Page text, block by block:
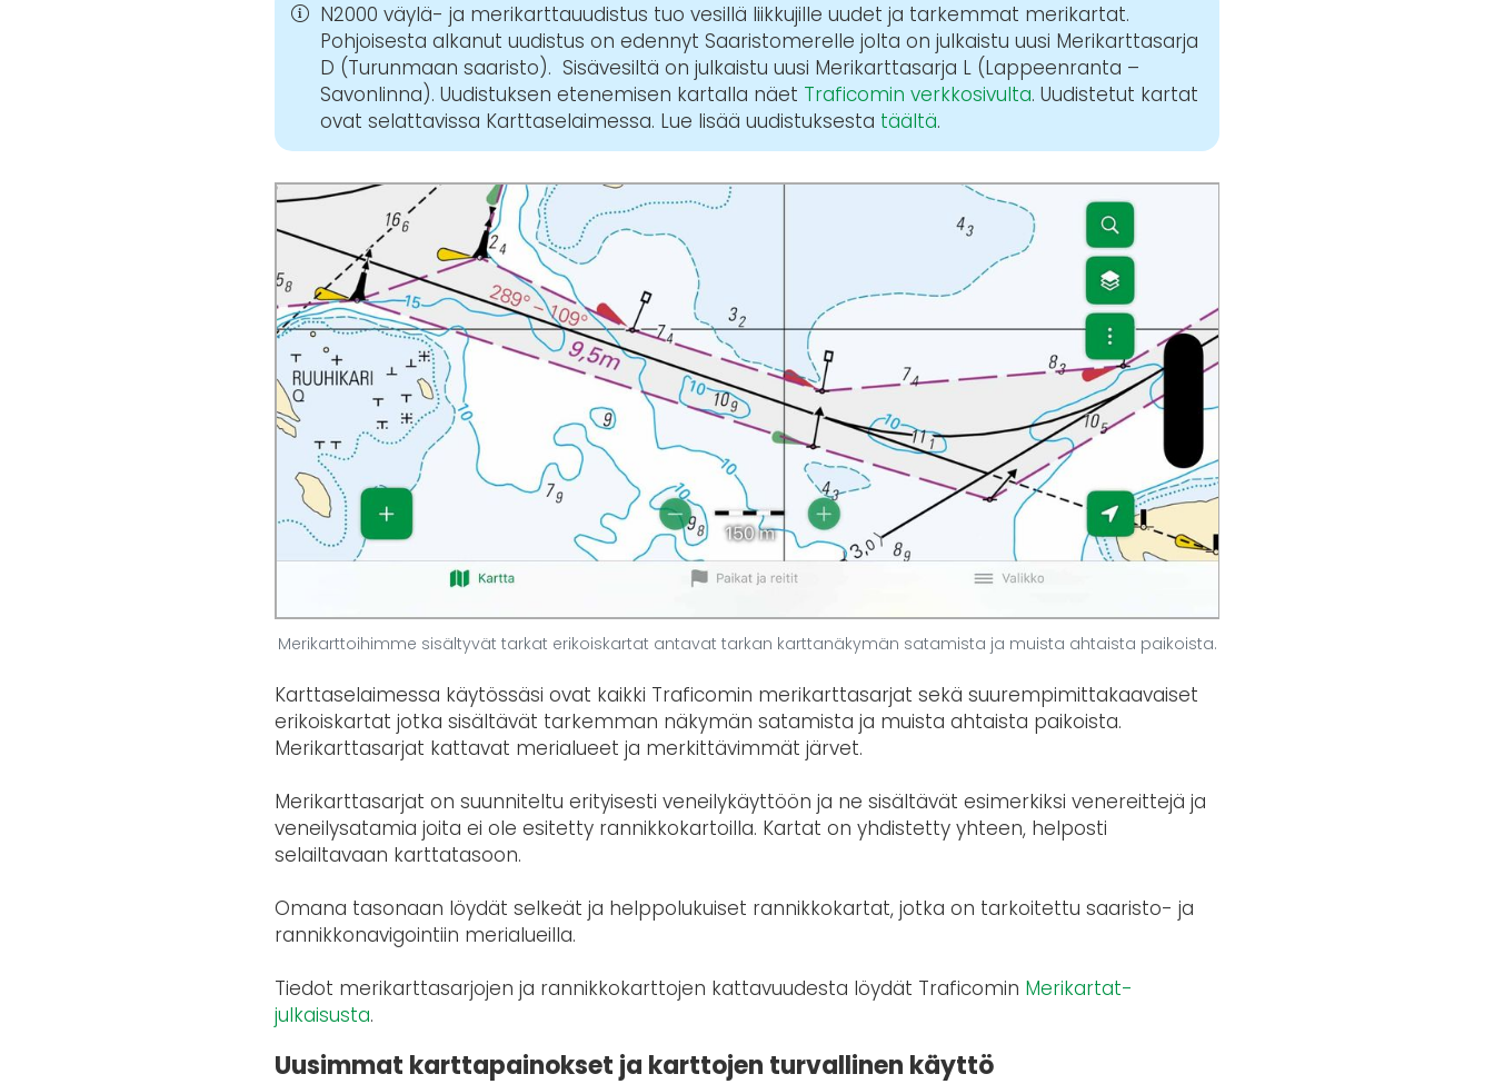

N2000 väylä- ja merikarttauudistus tuo vesillä liikkujille uudet ja tarkemmat merikartat.
Pohjoisesta alkanut uudistus on edennyt Saaristomerelle jolta on julkaistu uusi Merikarttasarja
D (Turunmaan saaristo). Sisävesiltä on julkaistu uusi Merikarttasarja L (Lappeenranta –
Savonlinna). Uudistuksen etenemisen kartalla näet Traficomin verkkosivulta. Uudistetut kartat
ovat selattavissa Karttaselaimessa. Lue lisää uudistuksesta täältä.
Merikarttoihimme sisältyvät tarkat erikoiskartat antavat tarkan karttanäkymän satamista ja muista ahtaista paikoista.
Karttaselaimessa käytössäsi ovat kaikki Traficomin merikarttasarjat sekä suurempimittakaavaiset
erikoiskartat jotka sisältävät tarkemman näkymän satamista ja muista ahtaista paikoista.
Merikarttasarjat kattavat merialueet ja merkittävimmät järvet.
Merikarttasarjat on suunniteltu erityisesti veneilykäyttöön ja ne sisältävät esimerkiksi venereittejä ja
veneilysatamia joita ei ole esitetty rannikkokartoilla. Kartat on yhdistetty yhteen, helposti
selailtavaan karttatasoon.
Omana tasonaan löydät selkeät ja helppolukuiset rannikkokartat, jotka on tarkoitettu saaristo- ja
rannikkonavigointiin merialueilla.
Tiedot merikarttasarjojen ja rannikkokarttojen kattavuudesta löydät Traficomin Merikartat-
julkaisusta.
Uusimmat karttapainokset ja karttojen turvallinen käyttö